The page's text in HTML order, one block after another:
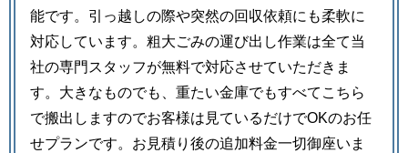
能です。引っ越しの際や突然の回収依頼にも柔軟に
対応しています。粗大ごみの運び出し作業は全て当
社の専門スタッフが無料で対応させていただきま
す。大きなものでも、重たい金庫でもすべてこちら
で搬出しますのでお客様は見ているだけでOKのお任
せプランです。お見積り後の追加料金一切御座いま